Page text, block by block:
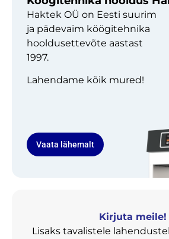
Haktek OÜ on Eesti suurim
ja pädevaim köögitehnika
hooldusettevõte aastast
1997.
Lahendame kõik mured!
Vaata lähemalt
Kirjuta meile!
Lisaks tavalistele